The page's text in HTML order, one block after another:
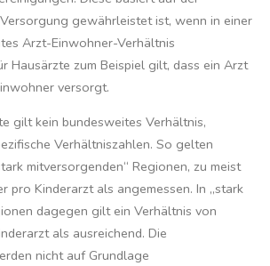
gewährleistet ist, wenn in einer
Arzt-Einwohner-Verhältnis
Hausärzte zum Beispiel gilt, dass ein Arzt
versorgt.
gilt kein bundesweites Verhältnis,
Verhältniszahlen. So gelten
mitversorgenden“ Regionen, zu meist
pro Kinderarzt als angemessen. In „stark
dagegen gilt ein Verhältnis von
als ausreichend. Die
nicht auf Grundlage